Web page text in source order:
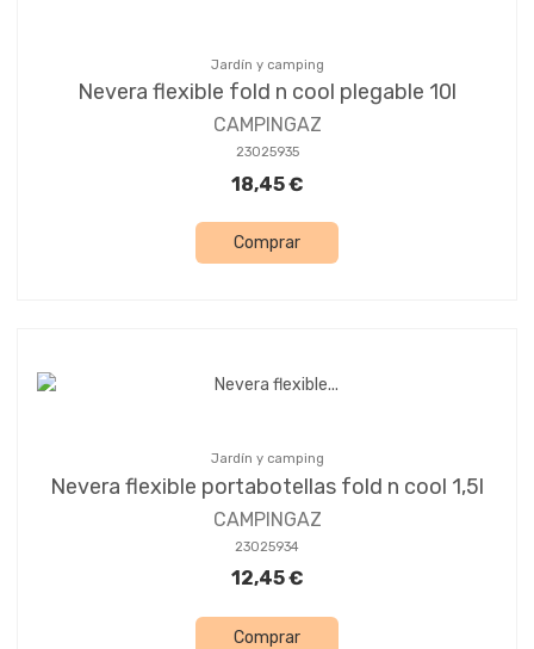
Jardín y camping
Nevera flexible fold n cool plegable 10l
CAMPINGAZ
23025935
18,45 €
Comprar
Jardín y camping
Nevera flexible portabotellas fold n cool 1,5l
CAMPINGAZ
23025934
12,45 €
Comprar